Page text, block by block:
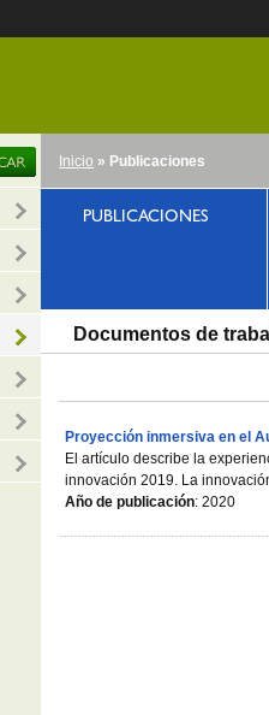
Inicio » Publicaciones
PUBLICACIONES
Documentos de
Proyección inmersiva en el
El artículo describe la
innovación 2019. La
Año de publicación: 2020